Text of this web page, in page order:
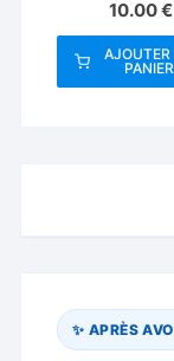
10.00€
AJOUTER
PANIER
✨ APRÈS